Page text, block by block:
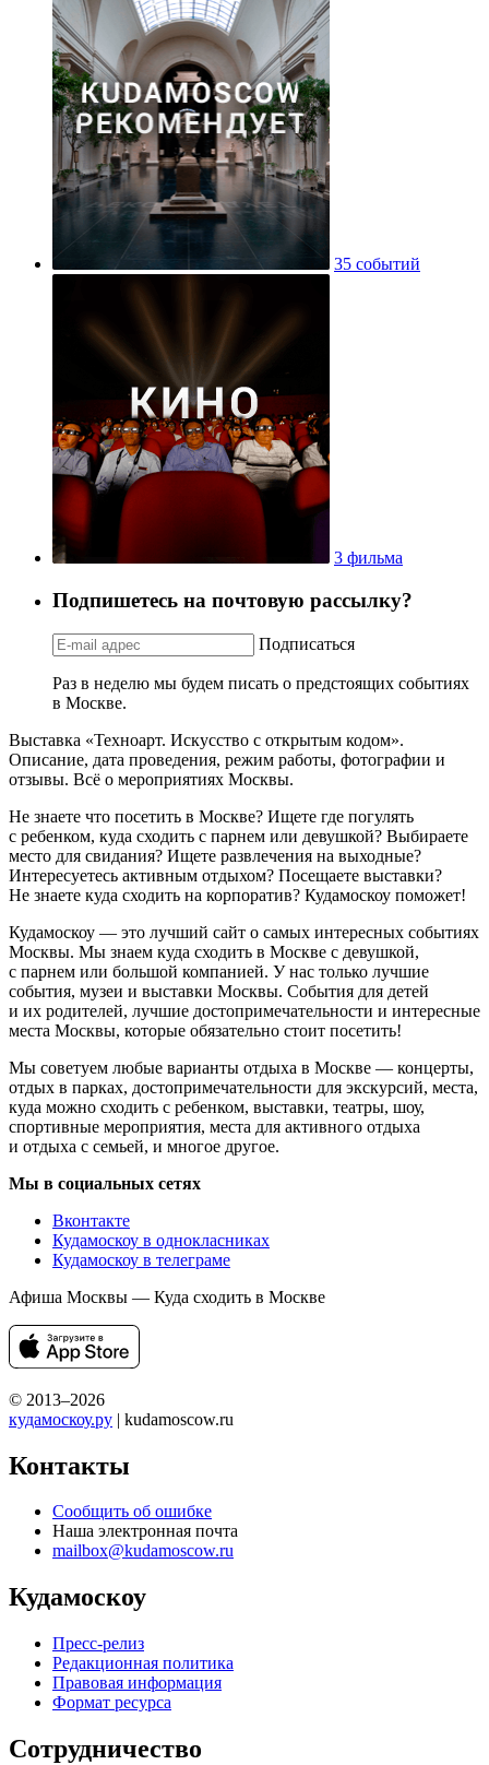
35 событий
3 фильма
Подпишетесь на почтовую рассылку?
Подписаться
Раз в неделю мы будем писать о предстоящих событиях
в Москве.
Выставка «Техноарт. Искусство с открытым кодом».
Описание, дата проведения, режим работы, фотографии и
отзывы. Всё о мероприятиях Москвы.
Не знаете что посетить в Москве? Ищете где погулять
с ребенком, куда сходить с парнем или девушкой? Выбираете
место для свидания? Ищете развлечения на выходные?
Интересуетесь активным отдыхом? Посещаете выставки?
Не знаете куда сходить на корпоратив? Кудамоскоу поможет!
Кудамоскоу — это лучший сайт о самых интересных событиях
Москвы. Мы знаем куда сходить в Москве с девушкой,
с парнем или большой компанией. У нас только лучшие
события, музеи и выставки Москвы. События для детей
и их родителей, лучшие достопримечательности и интересные
места Москвы, которые обязательно стоит посетить!
Мы советуем любые варианты отдыха в Москве — концерты,
отдых в парках, достопримечательности для экскурсий, места,
куда можно сходить с ребенком, выставки, театры, шоу,
спортивные мероприятия, места для активного отдыха
и отдыха с семьей, и многое другое.
Мы в социальных сетях
Вконтакте
Кудамоскоу в однокласниках
Кудамоскоу в телеграме
Афиша Москвы — Куда сходить в Москве
© 2013–2026
кудамоскоу.ру | kudamoscow.ru
Контакты
Сообщить об ошибке
Наша электронная почта
mailbox@kudamoscow.ru
Кудамоскоу
Пресс-релиз
Редакционная политика
Правовая информация
Формат ресурса
Сотрудничество